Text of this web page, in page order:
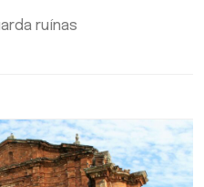
ruínas